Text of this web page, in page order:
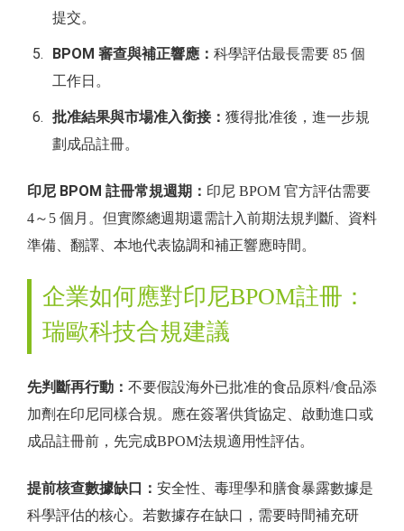
提交。
BPOM 審查與補正響應： 科學評估最長需要 85 個
工作日。
批准結果與市場准入銜接： 獲得批准後，進一步規
劃成品註冊。
印尼 BPOM 註冊常規週期： 印尼 BPOM 官方評估需要
4～5 個月。但實際總週期還需計入前期法規判斷、資料
準備、翻譯、本地代表協調和補正響應時間。
企業如何應對印尼BPOM註冊：
瑞歐科技合規建議
先判斷再行動： 不要假設海外已批准的食品原料/食品添
加劑在印尼同樣合規。應在簽署供貨協定、啟動進口或
成品註冊前，先完成BPOM法規適用性評估。
提前核查數據缺口： 安全性、毒理學和膳食暴露數據是
科學評估的核心。若數據存在缺口，需要時間補充研